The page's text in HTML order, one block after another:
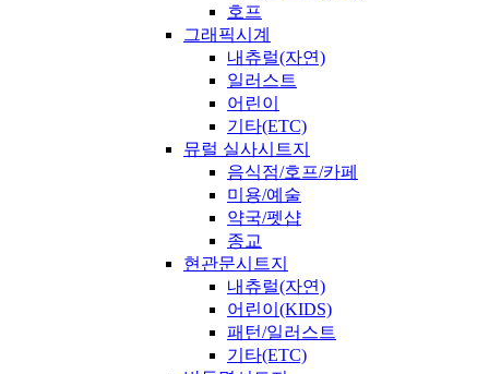
호프
그래픽시계
내츄럴(자연)
일러스트
어린이
기타(ETC)
뮤럴 실사시트지
음식점/호프/카페
미용/예술
약국/펫샵
종교
현관문시트지
내츄럴(자연)
어린이(KIDS)
패턴/일러스트
기타(ETC)